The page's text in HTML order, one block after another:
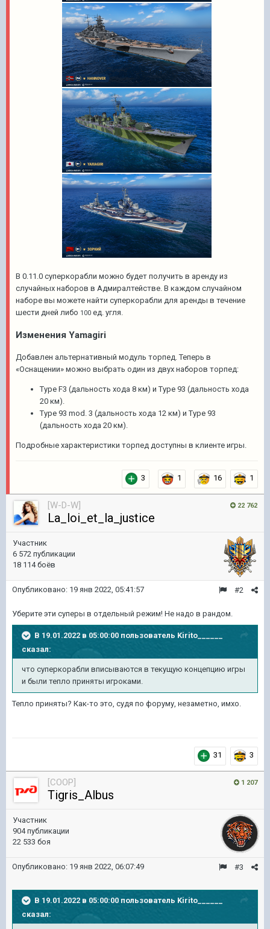
В 0.11.0 суперкорабли можно будет получить в аренду из
случайных наборов в Адмиралтействе. В каждом случайном
наборе вы можете найти суперкорабли для аренды в течение
шести дней либо 100 ед. угля.
Изменения Yamagiri
Добавлен альтернативный модуль торпед. Теперь в
«Оснащении» можно выбрать один из двух наборов торпед:
Type F3 (дальность хода 8 км) и Type 93 (дальность хода
20 км).
Type 93 mod. 3 (дальность хода 12 км) и Type 93
(дальность хода 20 км).
Подробные характеристики торпед доступны в клиенте игры.
3 1 16 1
22 762
[W-D-W]
La_loi_et_la_justice
Участник
6 572 публикации
18 114 боёв
#2
Опубликовано: 19 янв 2022, 05:41:57
Уберите эти суперы в отдельный режим! Не надо в рандом.
В 19.01.2022 в 05:00:00 пользователь Kirito______
сказал:
что суперкорабли вписываются в текущую концепцию игры
и были тепло приняты игроками.
Тепло приняты? Как-то это, судя по форуму, незаметно, имхо.
31 3
1 207
[COOP]
Tigris_Albus
Участник
904 публикации
22 533 боя
#3
Опубликовано: 19 янв 2022, 06:07:49
В 19.01.2022 в 05:00:00 пользователь Kirito______
сказал: